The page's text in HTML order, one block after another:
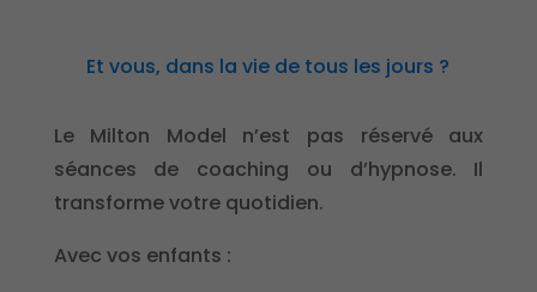
Et vous, dans la vie de tous les jours ?
Le Milton Model n’est pas réservé aux
séances de coaching ou d’hypnose. Il
transforme votre quotidien.
Avec vos enfants :